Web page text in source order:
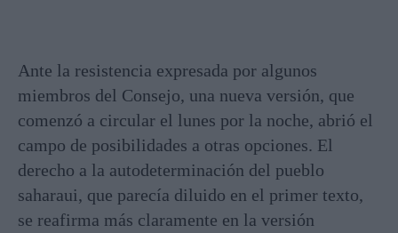
Ante la resistencia expresada por algunos
miembros del Consejo, una nueva versión, que
comenzó a circular el lunes por la noche, abrió el
campo de posibilidades a otras opciones. El
derecho a la autodeterminación del pueblo
saharaui, que parecía diluido en el primer texto,
se reafirma más claramente en la versión